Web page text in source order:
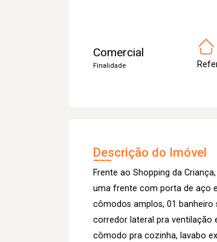
Comercial
Finalidade
Descrição do Imóvel
Frente ao Shopping da
uma frente com porta de aço
cômodos amplos, 01
corredor lateral pra
cômodo pra cozinha, lavabo